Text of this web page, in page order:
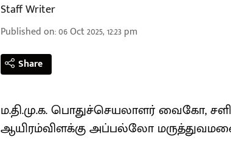
Staff Writer
Published on:06 Oct 2025, 12:23 pm
Share
ம.தி.மு.க. பொதுச்செயலாளர் வைகோ,
ஆயிரம்விளக்கு அப்பல்லோ